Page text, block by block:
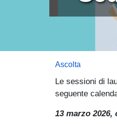
Ascolta
Le sessioni di
seguente
13 marzo 2026,